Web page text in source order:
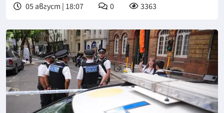
05 август | 18:07 0 3363